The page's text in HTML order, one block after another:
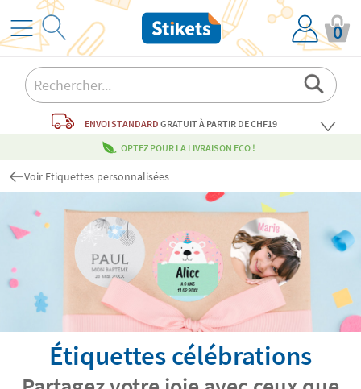
0
ENVOI STANDARD GRATUITÀ PARTIR DE CHF19
OPTEZ POUR LA LIVRAISON ECO !
Voir Etiquettes personnalisées
Étiquettes célébrations